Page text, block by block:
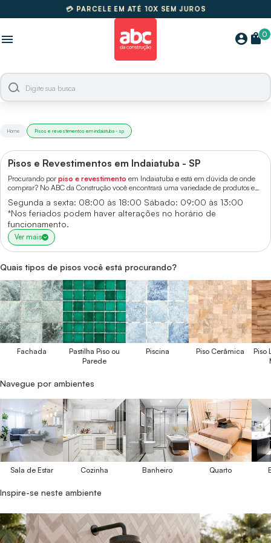
FRETE GRÁTIS SUL E SUDESTE
🚚
menu account_circle 0
shopping_bag
Home Pisos e revestimentos em indaiatuba - sp
Pisos e Revestimentos em Indaiatuba - SP
Procurando por piso e revestimento em Indaiatuba e está em dúvida de onde
comprar? No ABC da Construção você encontrará uma variedade de produtos e
sofisticado e aconchegante. Conheça um pouco mais sobre e faça a escolha
perfeita.
Segunda a sexta: 08:00 às 18:00 Sábado: 09:00 às 13:00
*Nos feriados podem haver alterações no horário de
funcionamento.
Ver mais
Quais tipos de pisos você está procurando?
Fachada
Pastilha Piso ou
Parede
Piscina Piso Cerâmica
Piso
Navegue por ambientes
Sala de Estar Cozinha Banheiro Quarto
Inspire-se neste ambiente